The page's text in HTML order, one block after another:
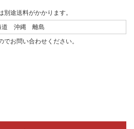
途送料がかかります。
道 沖縄 離島
お問い合わせください。